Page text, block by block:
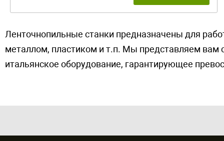
Ленточнопильные станки предназначены для
металлом, пластиком и т.п. Мы представляем вам
итальянское оборудование, гарантирующее